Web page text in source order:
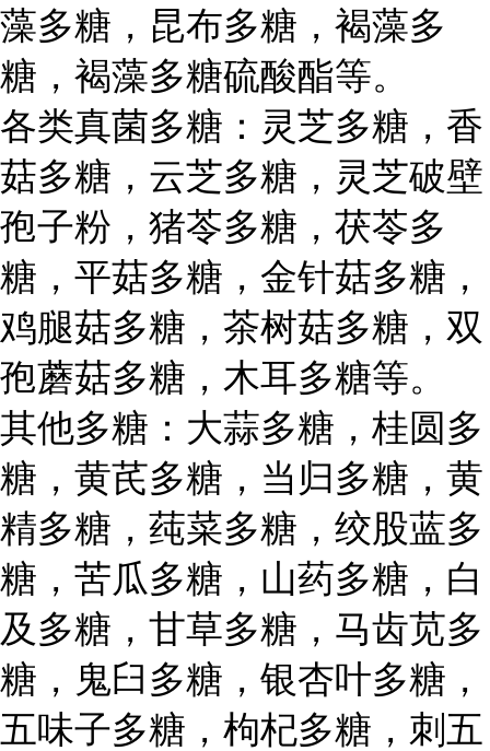
藻多糖，昆布多糖，褐藻多
糖，褐藻多糖硫酸酯等。
各类真菌多糖：灵芝多糖，香
菇多糖，云芝多糖，灵芝破壁
孢子粉，猪苓多糖，茯苓多
糖，平菇多糖，金针菇多糖，
鸡腿菇多糖，茶树菇多糖，双
孢蘑菇多糖，木耳多糖等。
其他多糖：大蒜多糖，桂圆多
糖，黄芪多糖，当归多糖，黄
精多糖，莼菜多糖，绞股蓝多
糖，苦瓜多糖，山药多糖，白
及多糖，甘草多糖，马齿苋多
糖，鬼臼多糖，银杏叶多糖，
五味子多糖，枸杞多糖，刺五